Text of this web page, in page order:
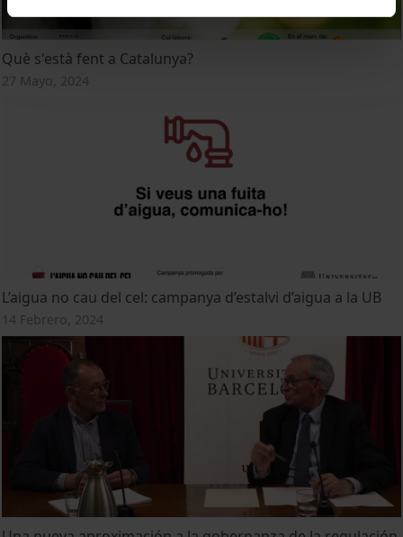
Què s'està fent a Catalunya?
27 Mayo, 2024
L’aigua no cau del cel: campanya d’estalvi d’aigua a la UB
14 Febrero, 2024